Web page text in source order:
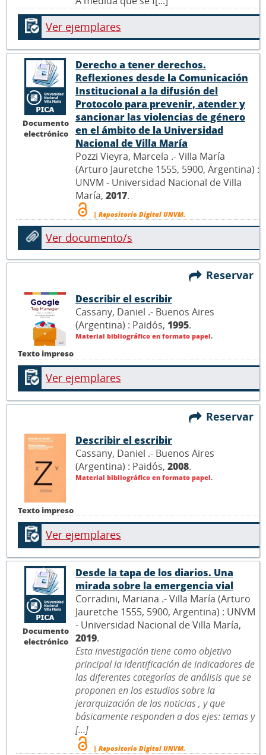
Ver ejemplares
Documento
electrónico
Derecho a tener derechos.
Reflexiones desde la Comunicación
Institucional a la difusión del
Protocolo para prevenir, atender y
sancionar las violencias de género
en el ámbito de la Universidad
Nacional de Villa María
Pozzi Vieyra, Marcela .- Villa María
(Arturo Jauretche 1555, 5900, Argentina) :
UNVM - Universidad Nacional de Villa
María, 2017.
| Repositorio Digital UNVM.
Ver documento/s
Reservar
Texto impreso
Describir el escribir
Cassany, Daniel .- Buenos Aires
(Argentina) : Paidós, 1995.
Material bibliográfico en formato papel.
Ver ejemplares
Reservar
Texto impreso
Describir el escribir
Cassany, Daniel .- Buenos Aires
(Argentina) : Paidós, 2008.
Material bibliográfico en formato papel.
Ver ejemplares
Documento
electrónico
Desde la tapa de los diarios. Una
mirada sobre la emergencia vial
Corradini, Mariana .- Villa María (Arturo
Jauretche 1555, 5900, Argentina) : UNVM
- Universidad Nacional de Villa María,
2019.
Esta investigación tiene como objetivo
principal la identificación de indicadores de
las diferentes categorías de análisis que se
proponen en los estudios sobre la
jerarquización de las noticias , y que
básicamente responden a dos ejes: temas y
[...]
| Repositorio Digital UNVM.